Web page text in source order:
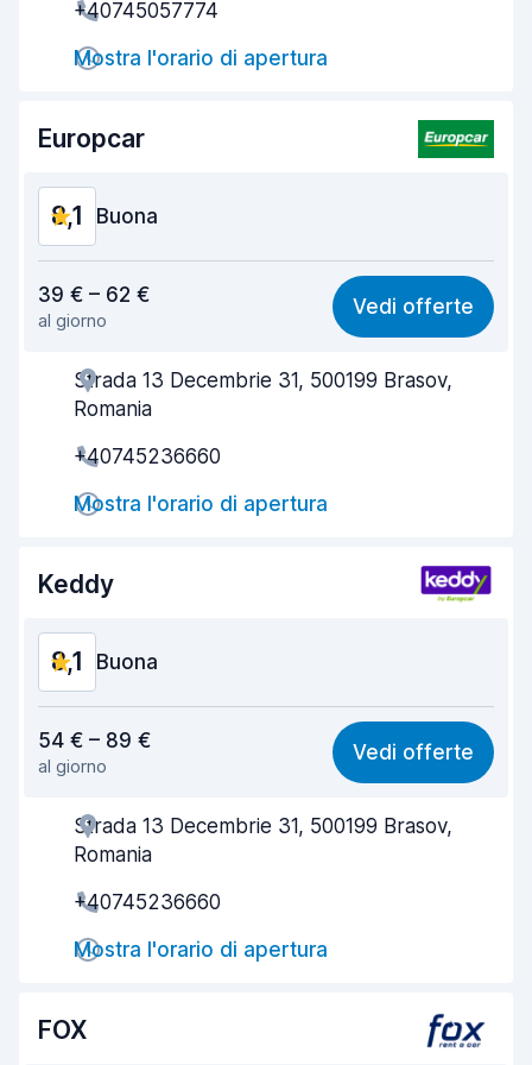
Rapidità del ritiro
Rapidità della riconsegna
8,4
+40745057774
Mostra l'orario di apertura
Europcar
8,1 Buona
7,8
Facile da trovare 8,2
Gentilezza degli agenti
Condizioni dell'auto 8,1
39 € – 62 €
al giorno
Vedi offerte
Strada 13 Decembrie 31, 500199 Brasov,
Romania
+40745236660
Mostra l'orario di apertura
Keddy
8,1 Buona
7,9
Facile da trovare 8,2
Gentilezza degli agenti
Condizioni dell'auto 8,1
54 € – 89 €
al giorno
Vedi offerte
Strada 13 Decembrie 31, 500199 Brasov,
Romania
+40745236660
Mostra l'orario di apertura
FOX